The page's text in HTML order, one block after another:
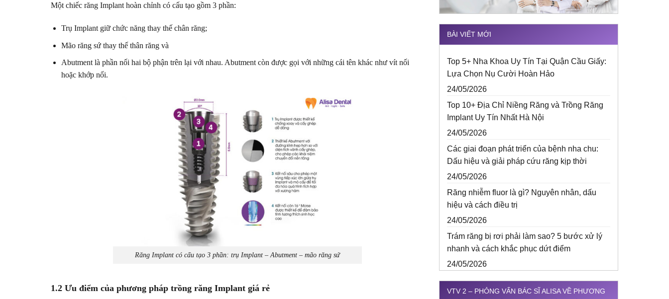
Một chiếc răng Implant hoàn chỉnh có cấu tạo gồm 3 phần:
Trụ Implant giữ chức năng thay thế chân răng;
Mão răng sứ thay thế thân răng và
Abutment là phần nối hai bộ phận trên lại với nhau. Abutment còn được gọi với những cái tên khác như vít nối
hoặc khớp nối.
Răng Implant có cấu tạo 3 phần: trụ Implant – Abutment – mão răng sứ
1.2 Ưu điểm của phương pháp trồng răng Implant giá rẻ
BÀI VIẾT MỚI
Top 5+ Nha Khoa Uy Tín Tại Quận Cầu Giấy:
Lựa Chọn Nụ Cười Hoàn Hảo
24/05/2026
Top 10+ Địa Chỉ Niềng Răng và Trồng Răng
Implant Uy Tín Nhất Hà Nội
24/05/2026
Các giai đoạn phát triển của bệnh nha chu:
Dấu hiệu và giải pháp cứu răng kịp thời
24/05/2026
Răng nhiễm fluor là gì? Nguyên nhân, dấu
hiệu và cách điều trị
24/05/2026
Trám răng bị rơi phải làm sao? 5 bước xử lý
nhanh và cách khắc phục dứt điểm
24/05/2026
VTV 2 – PHỎNG VẤN BÁC SĨ ALISA VỀ PHƯƠNG